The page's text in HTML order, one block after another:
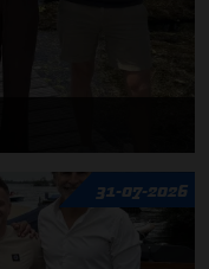
31-07-2026